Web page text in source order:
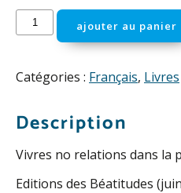
quantité
de
nos
dans
paix
ajouter au panier
Catégories : Français, Livres
Description
Vivres no relations dans la
Editions des Béatitudes